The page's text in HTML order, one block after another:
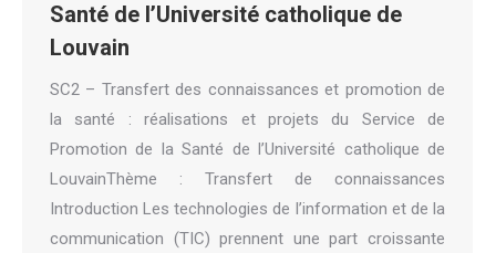
Santé de l’Université catholique de
Louvain
SC2 – Transfert des connaissances et promotion de
la santé : réalisations et projets du Service de
Promotion de la Santé de l’Université catholique de
LouvainThème : Transfert de connaissances
Introduction Les technologies de l’information et de la
communication (TIC) prennent une part croissante